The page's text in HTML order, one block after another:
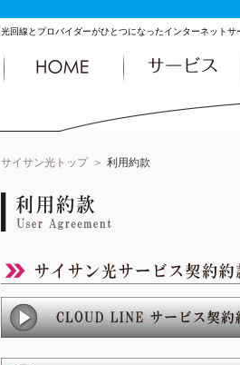
光回線とプロバイダーがひとつになったインターネット
サイサン光トップ 利用約款